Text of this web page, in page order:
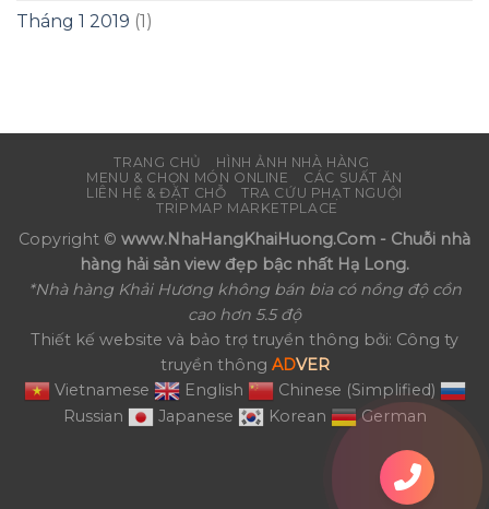
Tháng 1 2019 (1)
TRANG CHỦ
HÌNH ẢNH NHÀ HÀNG
MENU & CHỌN MÓN ONLINE
CÁC SUẤT ĂN
LIÊN HỆ & ĐẶT CHỖ
TRA CỨU PHẠT NGUỘI
TRIPMAP MARKETPLACE
Copyright © www.NhaHangKhaiHuong.Com - Chuỗi nhà
hàng hải sản view đẹp bậc nhất Hạ Long.
*Nhà hàng Khải Hương không bán bia có nồng độ cồn
cao hơn 5.5 độ
Thiết kế website và bảo trợ truyền thông bởi: Công ty
truyền thông ADVER
Vietnamese
English
Chinese (Simplified)
Russian
Japanese Korean German